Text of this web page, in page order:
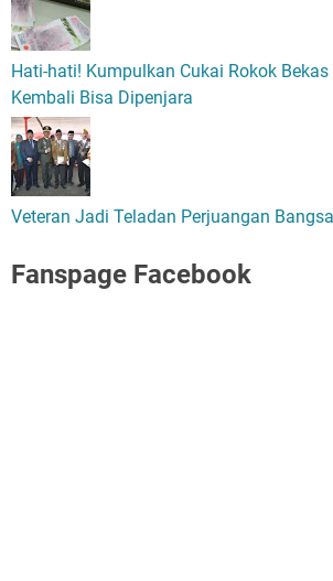
Hati-hati! Kumpulkan Cukai Rokok Bekas
Kembali Bisa Dipenjara
Veteran Jadi Teladan Perjuangan Bangsa
Fanspage Facebook